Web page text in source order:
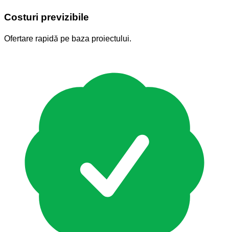
Costuri previzibile
Ofertare rapidă pe baza proiectului.